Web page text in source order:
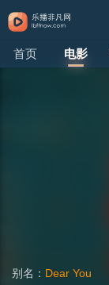
首页 电影
别名： Dear You